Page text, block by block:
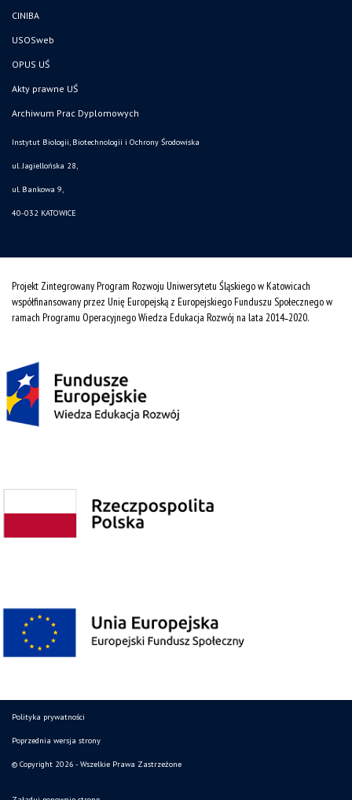
CINIBA
USOSweb
OPUS UŚ
Akty prawne UŚ
Archiwum Prac Dyplomowych
Instytut Biologii, Biotechnologii i Ochrony Środowiska
ul. Jagiellońska 28,
ul. Bankowa 9,
40-032 KATOWICE
Projekt Zintegrowany Program Rozwoju Uniwersytetu Śląskiego w Katowicach
współfinansowany przez Unię Europejską z Europejskiego Funduszu Społecznego w
ramach Programu Operacyjnego Wiedza Edukacja Rozwój na lata 2014˗2020.
Polityka prywatności
Poprzednia wersja strony
© Copyright 2026 - Wszelkie Prawa Zastrzeżone